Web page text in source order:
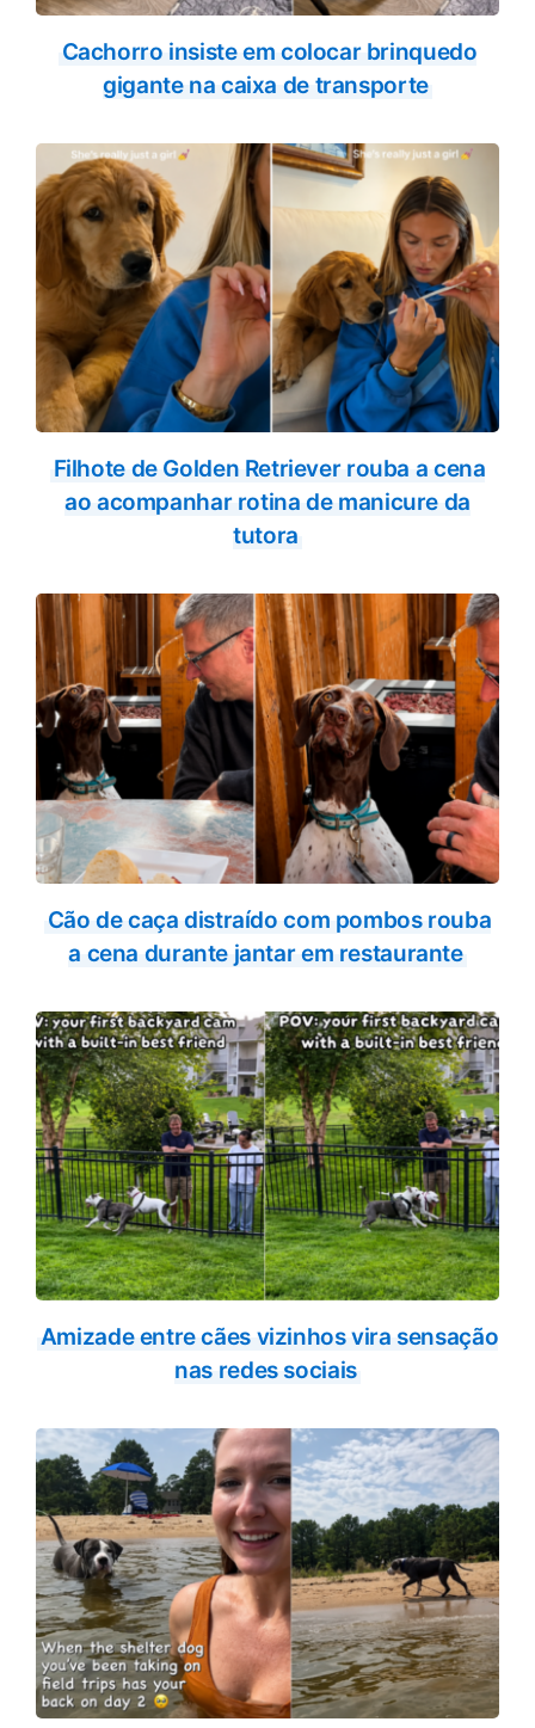
Cachorro insiste em colocar brinquedo
gigante na caixa de transporte
Filhote de Golden Retriever rouba a cena
ao acompanhar rotina de manicure da
tutora
Cão de caça distraído com pombos rouba
a cena durante jantar em restaurante
Amizade entre cães vizinhos vira sensação
nas redes sociais